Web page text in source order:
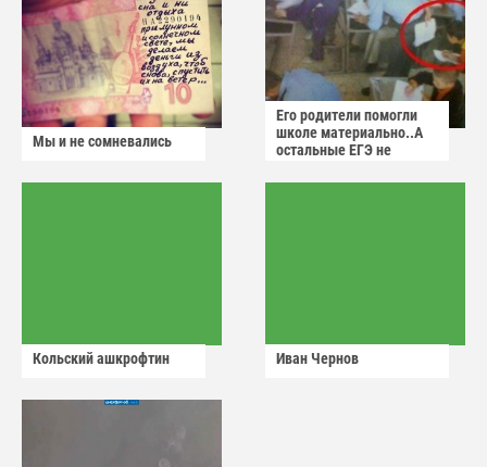
Мы и не сомневались
Его родители помогли
школе материально..А
остальные ЕГЭ не
Кольский ашкрофтин Иван Чернов